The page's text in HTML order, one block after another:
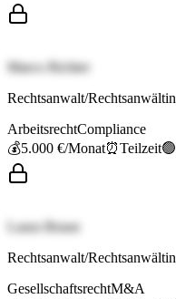
Marco Richter
Rechtsanwalt/Rechtsanwältin
ArbeitsrechtCompliance
💰5.000 €/Monat⏰Teilzeit🟢
Laura Braun
Rechtsanwalt/Rechtsanwältin
GesellschaftsrechtM&A